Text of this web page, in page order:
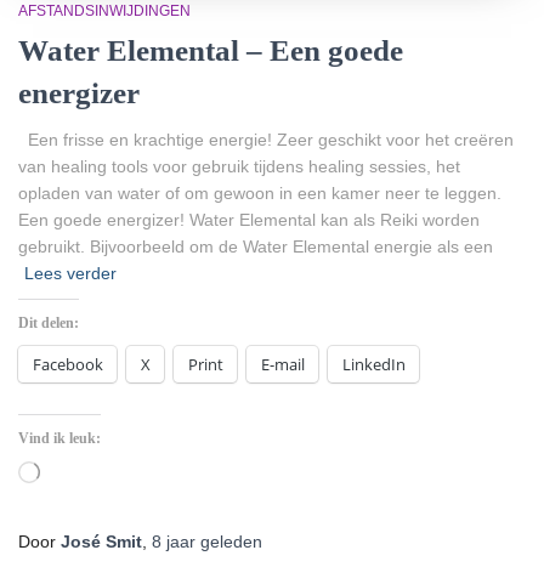
AFSTANDSINWIJDINGEN
Water Elemental – Een goede
energizer
Een frisse en krachtige energie! Zeer geschikt voor het creëren
van healing tools voor gebruik tijdens healing sessies, het
opladen van water of om gewoon in een kamer neer te leggen.
Een goede energizer! Water Elemental kan als Reiki worden
gebruikt. Bijvoorbeeld om de Water Elemental energie als een
Lees verder
Dit delen:
Facebook X Print E-mail LinkedIn
Vind ik leuk:
Aan
Door José Smit 8 jaar geleden